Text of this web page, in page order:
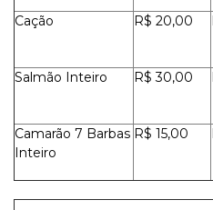
Cação R$ 20,00
Salmão Inteiro R$ 30,00
Camarão 7 Barbas
Inteiro
R$ 15,00